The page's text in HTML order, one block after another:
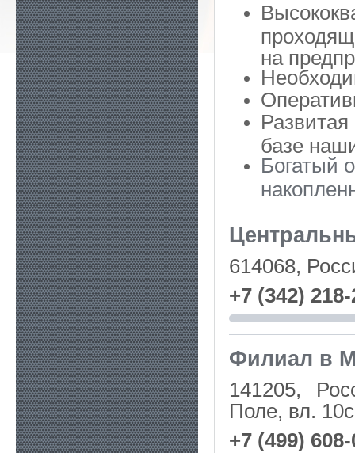
на
базе
Богатый
614068,
+7 (342)
Филиал в
141205,
Поле, вл.
+7 (499)